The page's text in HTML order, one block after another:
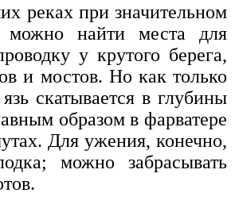
реках при значительном
можно найти места для
у крутого берега,
и мостов. Но как только
скатывается в глубины
образом в фарватере
Для ужения, конечно,
можно забрасывать